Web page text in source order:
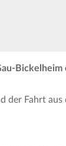
der Fahrt